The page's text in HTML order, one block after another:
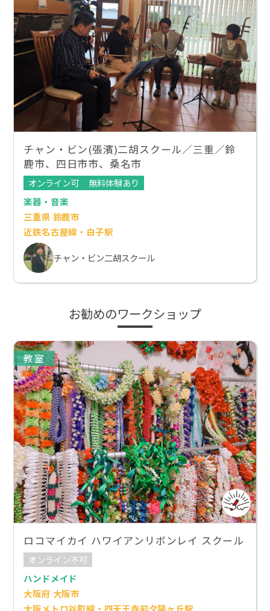
チャン・ビン(張濱)二胡スクール／三重／鈴
鹿市、四日市市、桑名市
オンライン可
無料体験あり
楽器・音楽
三重県 鈴鹿市
近鉄名古屋線・白子駅
チャン・ビン二胡スクール
お勧めのワークショップ
教室
ロコマイカイ ハワイアンリボンレイ スクール
オンライン不可
ハンドメイド
大阪府 大阪市
大阪メトロ谷町線・四天王寺前夕陽ヶ丘駅